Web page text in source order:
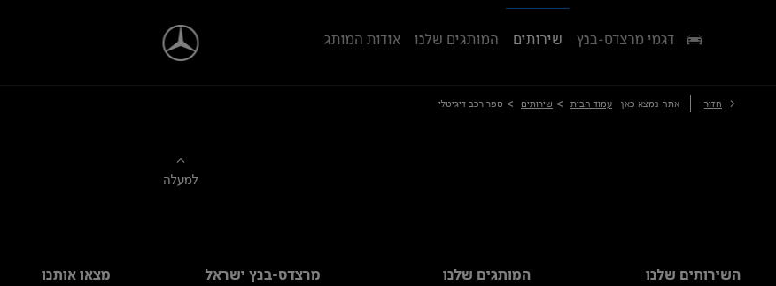
דגמי מרצדס-בנץ שירותים המותגים שלנו אודות המותג
חזור אתה נמצא כאן עמוד הבית > שירותים > ספר רכב דיגיטלי
למעלה
השירותים שלנו המותגים שלנו מרצדס-בנץ ישראל מצאו אותנו